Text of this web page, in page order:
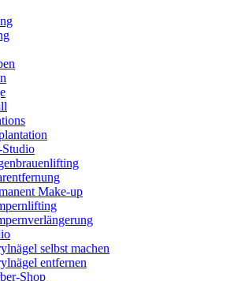
Make-up
selbst machen
entfernen
Shop